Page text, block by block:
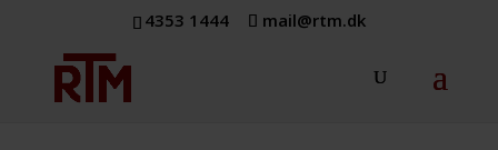
4353 1444 mail@rtm.dk